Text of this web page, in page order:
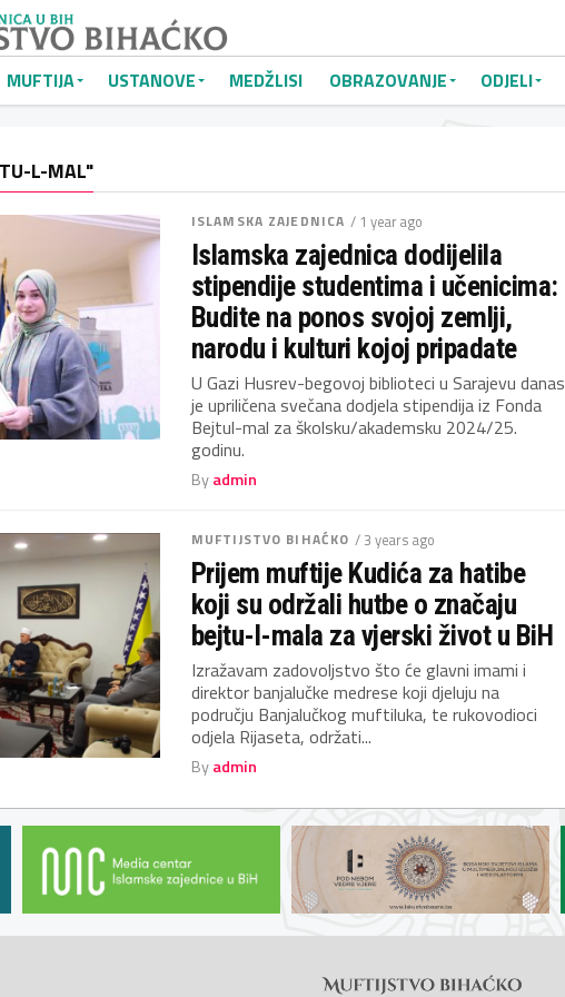
MUFTIJA USTANOVE MEDŽLISI OBRAZOVANJE ODJELI
L-MAL"
ISLAMSKA ZAJEDNICA / 1 year ago
Islamska zajednica dodijelila
stipendije studentima i učenicima:
Budite na ponos svojoj zemlji,
narodu i kulturi kojoj pripadate
U Gazi Husrev-begovoj biblioteci u Sarajevu danas
je upriličena svečana dodjela stipendija iz Fonda
Bejtul-mal za školsku/akademsku 2024/25.
godinu.
Byadmin
MUFTIJSTVO BIHAĆKO / 3 years ago
Prijem muftije Kudića za hatibe
koji su održali hutbe o značaju
bejtu-l-mala za vjerski život u BiH
Izražavam zadovoljstvo što će glavni imami i
direktor banjalučke medrese koji djeluju na
području Banjalučkog muftiluka, te rukovodioci
odjela Rijaseta, održati...
Byadmin